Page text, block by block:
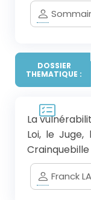
DOSSIER
THEMATIQUE :
La
Loi, le Juge,
Franck